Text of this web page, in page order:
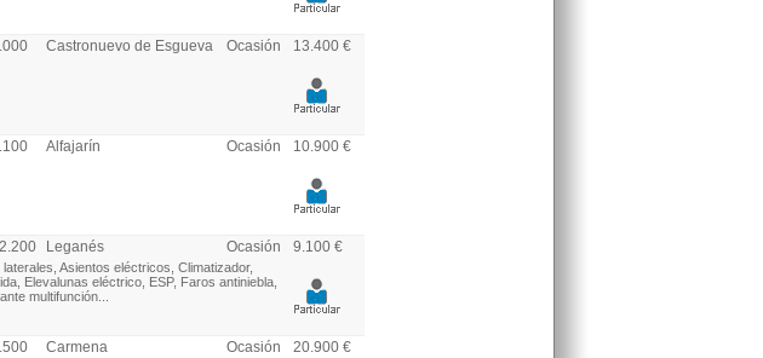
Castronuevo de Esgueva Ocasión 13.400 €
Alfajarín Ocasión 10.900 €
Leganés Ocasión 9.100 €
Asientos eléctricos, Climatizador,
Elevalunas eléctrico, ESP, Faros antiniebla,
multifunción...
Carmena Ocasión 20.900 €